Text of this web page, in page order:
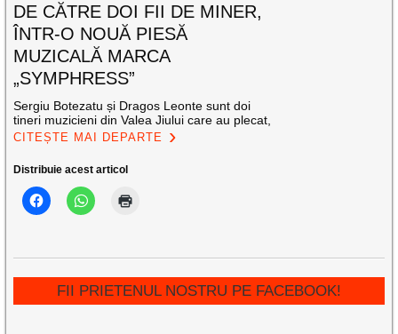
DE CĂTRE DOI FII DE MINER,
ÎNTR-O NOUĂ PIESĂ
MUZICALĂ MARCA
„SYMPHRESS”
Sergiu Botezatu și Dragos Leonte sunt doi
tineri muzicieni din Valea Jiului care au plecat,
CITEȘTE MAI DEPARTE
Distribuie acest articol
FII PRIETENUL NOSTRU PE FACEBOOK!